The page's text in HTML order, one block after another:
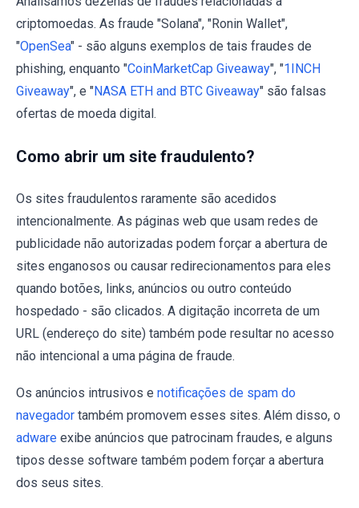
criptomoedas. As fraude "Solana", "Ronin Wallet",
"OpenSea" - são alguns exemplos de tais fraudes de
phishing, enquanto "CoinMarketCap Giveaway", "1INCH
Giveaway", e "NASA ETH and BTC Giveaway" são falsas
ofertas de moeda digital.
Como abrir um site fraudulento?
Os sites fraudulentos raramente são acedidos
intencionalmente. As páginas web que usam redes de
publicidade não autorizadas podem forçar a abertura de
sites enganosos ou causar redirecionamentos para eles
quando botões, links, anúncios ou outro conteúdo
hospedado - são clicados. A digitação incorreta de um
URL (endereço do site) também pode resultar no acesso
não intencional a uma página de fraude.
Os anúncios intrusivos e notificações de spam do
navegador também promovem esses sites. Além disso, o
adware exibe anúncios que patrocinam fraudes, e alguns
tipos desse software também podem forçar a abertura
dos seus sites.